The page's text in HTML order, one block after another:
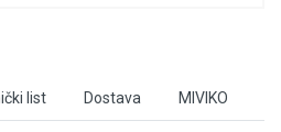
list Dostava MIVIKO